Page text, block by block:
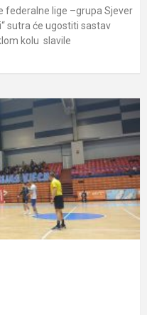
federalne lige –grupa Sjever
sutra će ugostiti sastav
kolu slavile